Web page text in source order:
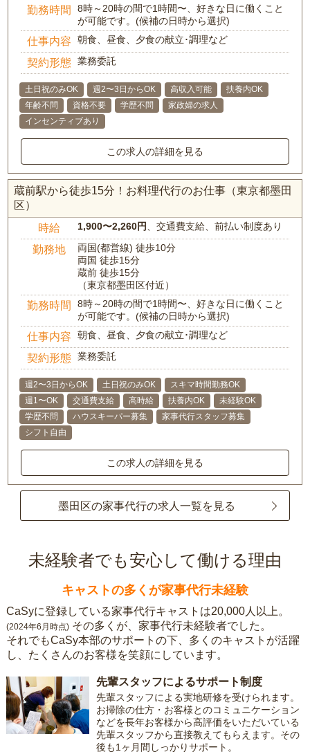
勤務時間
8時～20時の間で1時間〜、好きな日に働くこと
が可能です。(候補の日時から選択)
仕事内容 朝食、昼食、夕食の献立･調理など
契約形態 業務委託
土日祝のみOK 週2〜3日からOK 高収入可能
扶養内OK
年齢不問
資格不要 学歴不問
家政婦の求人
インセンティブあり
この求人の詳細を見る
蔵前駅から徒歩15分！お料理代行のお仕事（東京都墨田
区）
時給 1,900〜2,260円 、交通費支給、前払い制度あり
勤務地
両国(都営線) 徒歩10分
両国 徒歩15分
蔵前 徒歩15分
（東京都墨田区付近）
勤務時間
8時～20時の間で1時間〜、好きな日に働くこと
が可能です。(候補の日時から選択)
仕事内容 朝食、昼食、夕食の献立･調理など
契約形態 業務委託
週2〜3日からOK 土日祝のみOK
スキマ時間勤務OK
週1〜OK
交通費支給 高時給 扶養内OK
未経験OK
学歴不問
ハウスキーパー募集
家事代行スタッフ募集
シフト自由
この求人の詳細を見る
墨田区の家事代行の求人一覧を見る
未経験者でも安心して働ける理由
キャストの多くが家事代行未経験
CaSyに登録している家事代行キャストは20,000人以上。
(2024年6月時点) その多くが、家事代行未経験者でした。
それでもCaSy本部のサポートの下、多くのキャストが活躍
し、たくさんのお客様を笑顔にしています。
先輩スタッフによるサポート制度
先輩スタッフによる実地研修を受けられます。
お掃除の仕方・お客様とのコミュニケーション
などを長年お客様から高評価をいただいている
先輩スタッフから直接教えてもらえます。その
後も1ヶ月間しっかりサポート。